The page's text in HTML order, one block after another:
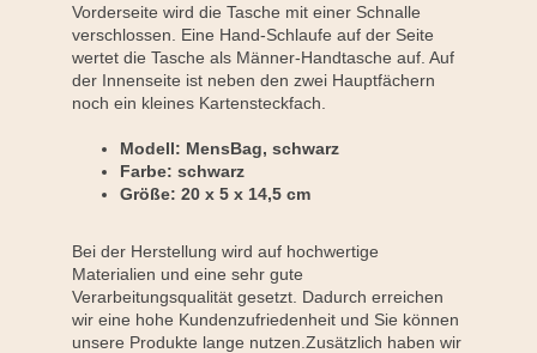
Vorderseite wird die Tasche mit einer Schnalle
verschlossen. Eine Hand-Schlaufe auf der Seite
wertet die Tasche als Männer-Handtasche auf. Auf
der Innenseite ist neben den zwei Hauptfächern
noch ein kleines Kartensteckfach.
Modell: MensBag, schwarz
Farbe: schwarz
Größe: 20 x 5 x 14,5 cm
Bei der Herstellung wird auf hochwertige
Materialien und eine sehr gute
Verarbeitungsqualität gesetzt. Dadurch erreichen
wir eine hohe Kundenzufriedenheit und Sie können
unsere Produkte lange nutzen.Zusätzlich haben wir